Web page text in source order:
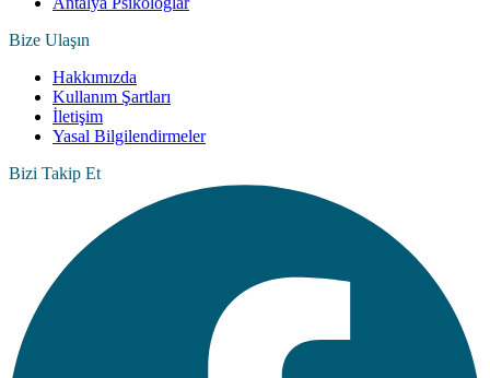
Bize Ulaşın
Hakkımızda
Kullanım Şartları
İletişim
Yasal Bilgilendirmeler
Bizi Takip Et